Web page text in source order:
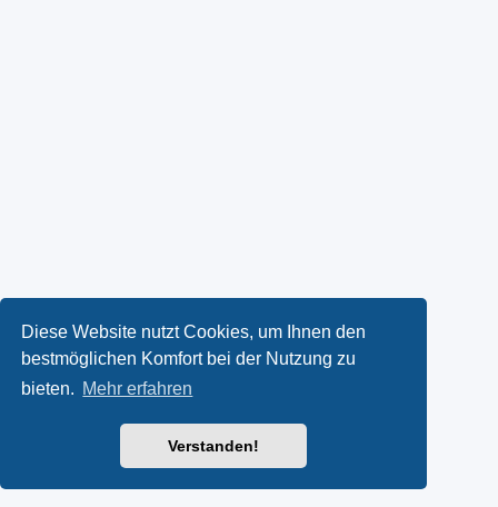
Diese Website nutzt Cookies, um Ihnen den
bestmöglichen Komfort bei der Nutzung zu
bieten. Mehr erfahren
Verstanden!